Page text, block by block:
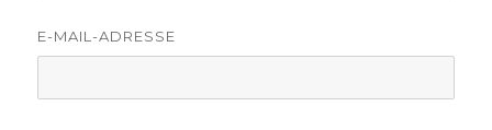
E-MAIL-ADRESSE